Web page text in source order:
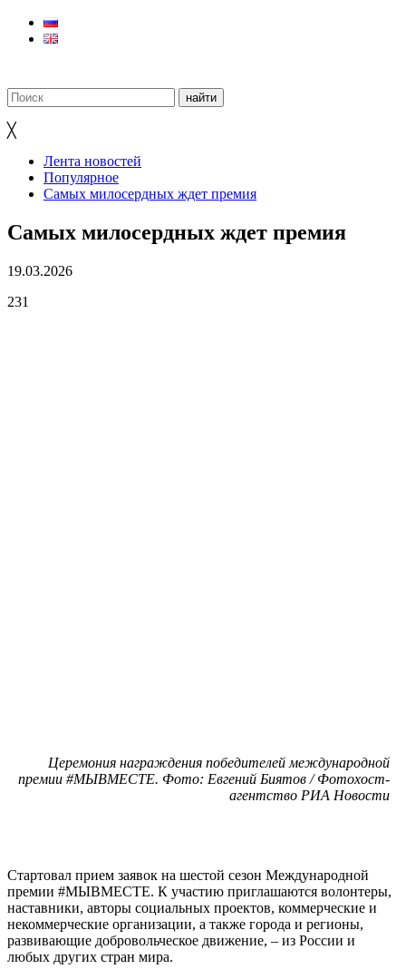
╳
Лента новостей
Популярное
Самых милосердных ждет премия
Самых милосердных ждет премия
19.03.2026
231
Церемония награждения победителей международной
премии #МЫВМЕСТЕ. Фото: Евгений Биятов / Фотохост-
агентство РИА Новости
Стартовал прием заявок на шестой сезон Международной
премии #МЫВМЕСТЕ. К участию приглашаются волонтеры,
наставники, авторы социальных проектов, коммерческие и
некоммерческие организации, а также города и регионы,
развивающие добровольческое движение, – из России и
любых других стран мира.